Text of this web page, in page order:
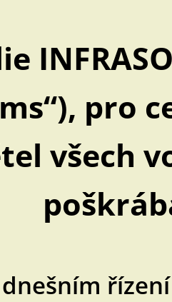
pro
všech